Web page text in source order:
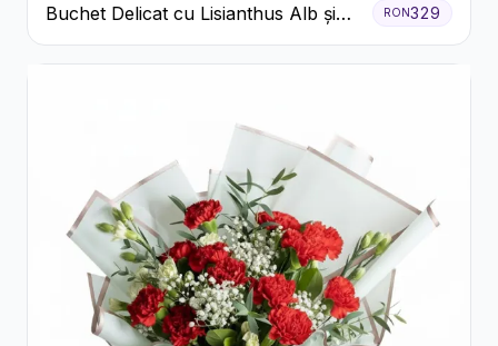
Buchet Delicat cu Lisianthus Alb și
Roz
RON329